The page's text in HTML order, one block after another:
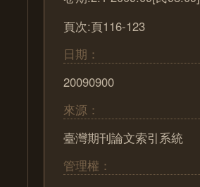
頁次:頁116-123
日期：
20090900
來源：
臺灣期刊論文索引系統
管理權：